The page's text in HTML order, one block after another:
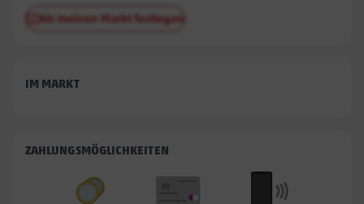
Als meinen Markt festlegen
IM MARKT
ZAHLUNGSMÖGLICHKEITEN